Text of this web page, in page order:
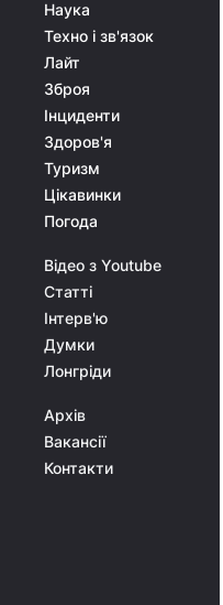
Наука
Техно і зв'язок
Лайт
Зброя
Інциденти
Здоров'я
Туризм
Цікавинки
Погода
Відео з Youtube
Статті
Інтерв'ю
Думки
Лонгріди
Архів
Вакансії
Контакти